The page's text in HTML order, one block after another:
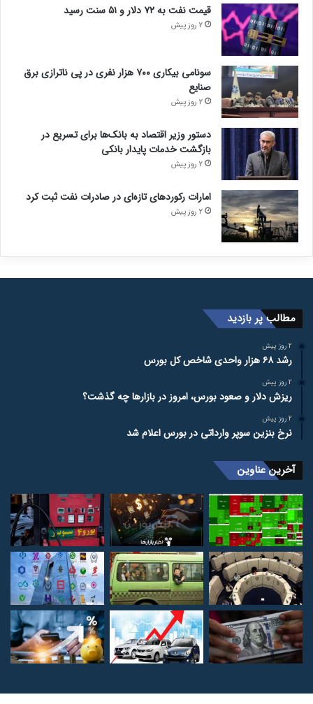
قیمت نفت به ۷۲ دلار و ۵۱ سنت رسید
2 روز پیش
سونامی بیکاری ۷۰۰ هزار نفری در پی ناترازی برق
صنایع
2 روز پیش
دستور وزیر اقتصاد به بانک‌ها برای تسریع در
بازگشت خدمات پایدار بانکی
2 روز پیش
امارات رکورد‌های تازه‌ای در صادرات نفت ثبت کرد
2 روز پیش
مطالب پر بازدید
2 روز پیش
رشد ۶۸ هزار واحدی شاخص کل بورس
2 روز پیش
ریزش دلار و صعود بورس، امروز در بازارها چه گذشت؟
2 روز پیش
نرخ بنزین سوپر وارداتی در بورس اعلام شد
آخرین عناوین